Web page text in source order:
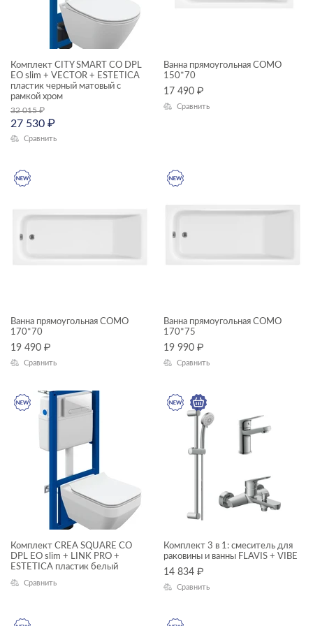
смесители
столешницы
тумбы для раковин
угловые асимметричные ванны
унитазы-компакты
КОЛЛЕКЦИЯ
CLASSIC RIBBLE
CORNER
CREA
ECLIPSE
ELIO
Комплект CITY SMART CO DPL
EO slim + VECTOR + ESTETICA
пластик черный матовый с
рамкой хром
32 015₽
27 530 ₽
Сравнить
Ванна прямоугольная COMO
150*70
17 490 ₽
Сравнить
Ванна прямоугольная COMO
170*70
19 490 ₽
Сравнить
Ванна прямоугольная COMO
170*75
19 990 ₽
Сравнить
Комплект CREA SQUARE CO
DPL EO slim + LINK PRO +
ESTETICA пластик белый
Сравнить
Комплект 3 в 1: смеситель для
раковины и ванны FLAVIS + VIBE
14 834 ₽
Сравнить